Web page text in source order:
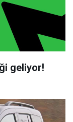
geliyor!